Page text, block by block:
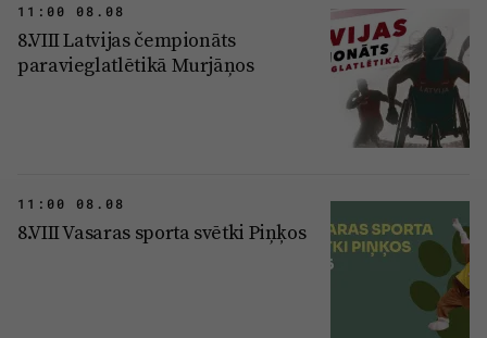
11:00 08.08
8.VIII Latvijas čempionāts
paravieglatlētikā Murjāņos
11:00 08.08
8.VIII Vasaras sporta svētki Piņķos